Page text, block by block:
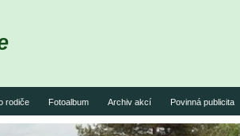
rodiče Fotoalbum Archiv akcí Povinná publicita